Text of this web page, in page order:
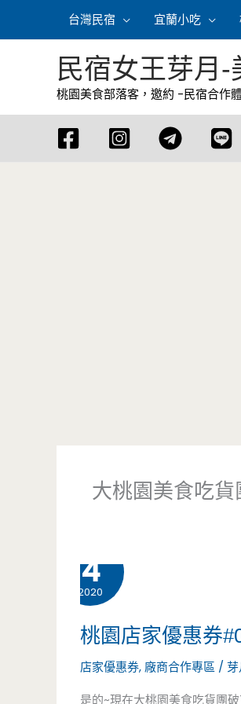
容
台灣民宿 宜蘭小吃
民宿女王芽月
桃園美食部落客，邀約 -民宿合作
大桃園美食吃貨
4
2020
桃園店家優惠券
店家優惠券, 廠商合作專區 /芽
是的~現在大桃園美食吃貨團